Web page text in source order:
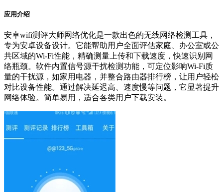
应用介绍
安卓wifi测评大师网络优化是一款出色的无线网络检测工具，
专为安卓设备设计。它能帮助用户全面评估家庭、办公室或公
共区域的Wi-Fi性能，精确测量上传和下载速度，快速识别网
络瓶颈。软件内置信号源干扰检测功能，可定位影响Wi-Fi质
量的干扰源，如家用电器，并整合路由器排行榜，让用户轻松
对比设备性能。通过解决延迟高、速度慢等问题，它显著提升
网络体验。简单易用，适合各类用户下载安装。